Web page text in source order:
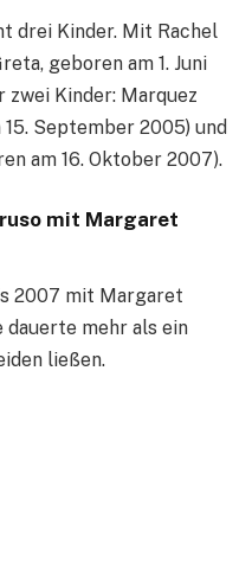
drei Kinder. Mit Rachel
geboren am 1. Juni
zwei Kinder: Marquez
September 2005) und
am 16. Oktober 2007).
mit Margaret
2007 mit Margaret
mehr als ein
ließen.